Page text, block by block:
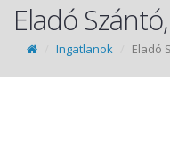
Eladó
Ingatlanok Eladó